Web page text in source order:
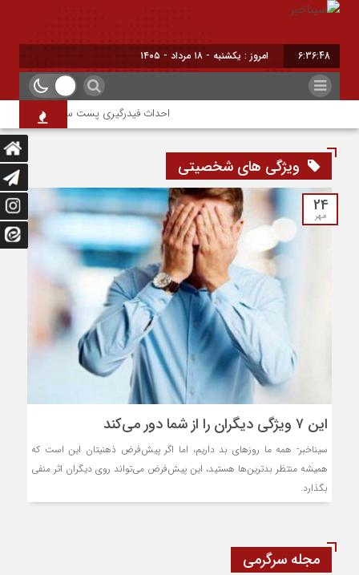
6:36:48 امروز : یکشنبه - ۱۸ مرداد - ۱۴۰۵
احداث فیدرگیری پست سیار شهرک رازی؛
ویژگی های شخصیتی
24
مهر
این ۷ ویژگی دیگران را از شما دور می‌کند
سیناخبر- همه ما روز‌های بد داریم، اما اگر پیش‌فرض ذهنیتان این است که
همیشه منتظر بدترین‌ها هستید، این پیش‌فرض می‌تواند روی دیگران اثر منفی
بگذارد.
مجله سرگرمی